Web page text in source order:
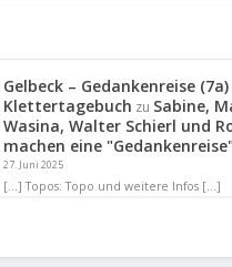
Gelbeck – Gedankenreise
Klettertagebuch zu Sabine,
Wasina, Walter Schierl und
machen eine
27. Juni 2025
[…] Topos: Topo und weitere Infos […]